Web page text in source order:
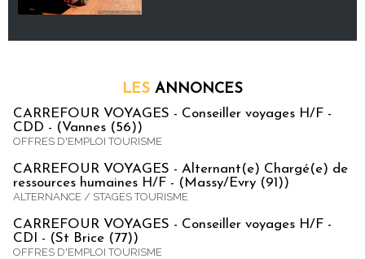
LES ANNONCES
CARREFOUR VOYAGES - Conseiller voyages H/F -
CDD - (Vannes (56))
OFFRES D'EMPLOI TOURISME
CARREFOUR VOYAGES - Alternant(e) Chargé(e) de
ressources humaines H/F - (Massy/Evry (91))
ALTERNANCE / STAGES TOURISME
CARREFOUR VOYAGES - Conseiller voyages H/F -
CDI - (St Brice (77))
OFFRES D'EMPLOI TOURISME